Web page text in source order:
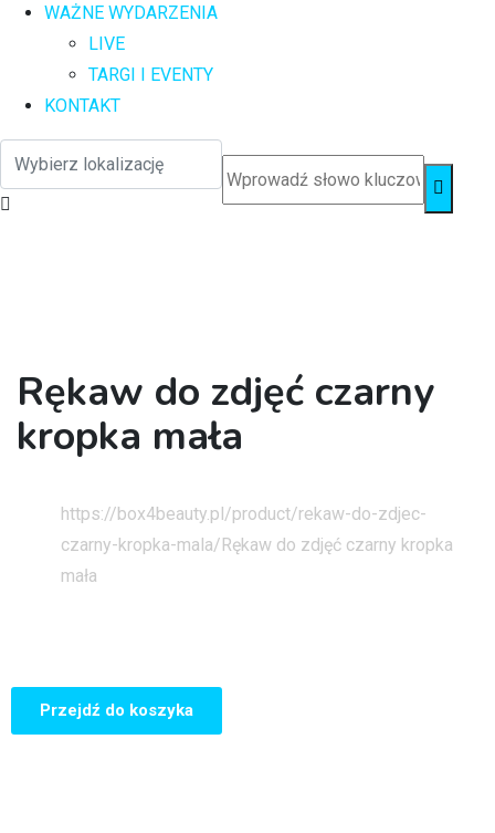
WAŻNE WYDARZENIA
LIVE
TARGI I EVENTY
KONTAKT
Rękaw do zdjęć czarny
kropka mała
https://box4beauty.pl/product/rekaw-do-zdjec-
czarny-kropka-mala/Rękaw do zdjęć czarny kropka
mała
Przejdź do koszyka